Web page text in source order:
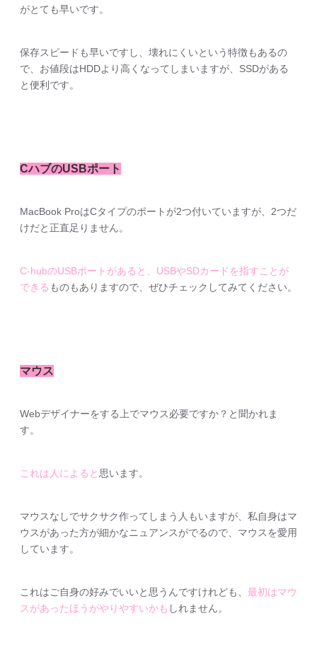
がとても早いです。
保存スピードも早いですし、壊れにくいという特徴もあるの
で、お値段はHDDより高くなってしまいますが、SSDがある
と便利です。
CハブのUSBポート
MacBook ProはCタイプのポートが2つ付いていますが、2つだ
けだと正直足りません。
C-hubのUSBポートがあると、USBやSDカードを指すことが
できる ものもありますので、ぜひチェックしてみてください。
マウス
Webデザイナーをする上でマウス必要ですか？と聞かれま
す。
これは人によると 思います。
マウスなしでサクサク作ってしまう人もいますが、私自身はマ
ウスがあった方が細かなニュアンスがでるので、マウスを愛用
しています。
これはご自身の好みでいいと思うんですけれども、 最初はマウ
スがあったほうがやりやすいかも しれません。